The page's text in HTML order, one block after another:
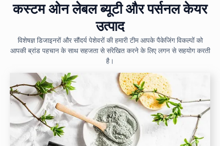
कस्टम ओन लेबल ब्यूटी और पर्सनल केयर
उत्पाद
विशेषज्ञ डिजाइनरों और सौंदर्य पेशेवरों की हमारी टीम आपके पैकेजिंग विकल्पों को
आपकी ब्रांड पहचान के साथ सहजता से संरेखित करने के लिए लगन से सहयोग करती
है।